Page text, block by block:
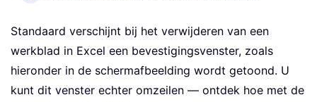
Standaard verschijnt bij het verwijderen van een
werkblad in Excel een bevestigingsvenster, zoals
hieronder in de schermafbeelding wordt getoond. U
kunt dit venster echter omzeilen — ontdek hoe met de